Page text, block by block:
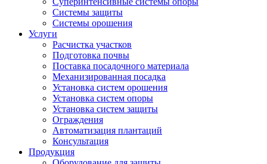
Системы защиты
Системы орошения
Услуги
Расчистка участков
Подготовка почвы
Поставка посадочного материала
Механизированная посадка
Установка систем орошения
Установка систем опоры
Установка систем защиты
Ограждения
Автоматизация плантаций
Консультация
Продукция